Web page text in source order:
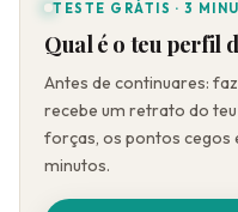
TESTE GRÁTIS · 3
Qual é o teu perfil
Antes de continuares:
recebe um retrato do
forças, os pontos cegos
minutos.